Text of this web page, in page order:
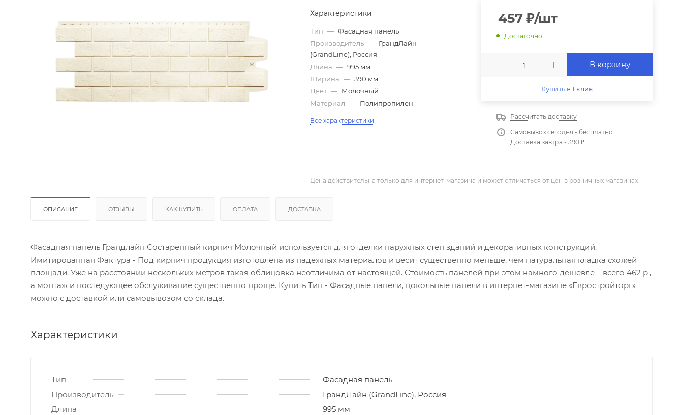
Характеристики
Тип — Фасадная панель
Производитель — ГрандЛайн
(GrandLine), Россия
Длина — 995 мм
Ширина — 390 мм
Цвет — Молочный
Материал — Полипропилен
Все характеристики
457 ₽/шт
Достаточно
В корзину
Купить в 1 клик
Рассчитать доставку
Самовывоз сегодня - бесплатно
Доставка завтра - 390 ₽
Цена действительна только для интернет-магазина и может отличаться от цен в розничных магазинах
ОПИСАНИЕ ОТЗЫВЫ КАК КУПИТЬ ОПЛАТА ДОСТАВКА
Фасадная панель Грандлайн Состаренный кирпич Молочный используется для отделки наружных стен зданий и декоративных конструкций.
Имитированная Фактура - Под кирпич продукция изготовлена из надежных материалов и весит существенно меньше, чем натуральная кладка схожей
площади. Уже на расстоянии нескольких метров такая облицовка неотличима от настоящей. Стоимость панелей при этом намного дешевле – всего 462 р ,
а монтаж и последующее обслуживание существенно проще. Купить Тип - Фасадные панели, цокольные панели в интернет-магазине «Евростройторг»
можно с доставкой или самовывозом со склада.
Характеристики
Тип
Фасадная панель
Производитель
ГрандЛайн (GrandLine), Россия
Длина
995 мм